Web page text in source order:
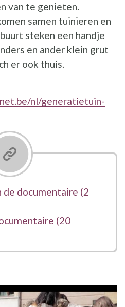
van te genieten.
samen tuinieren en
steken een handje
en ander klein grut
er ook thuis.
nl/generatietuin-
de documentaire (2
nieuw venster
(20
nieuw venster